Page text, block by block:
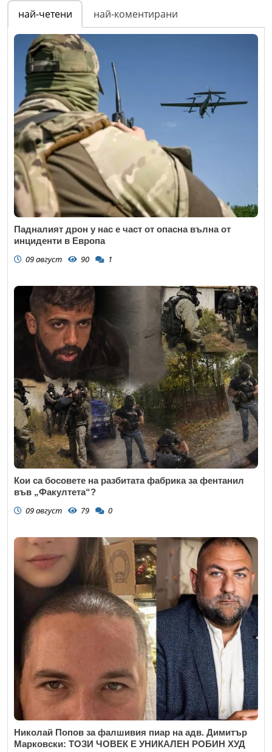
най-четени най-коментирани
Падналият дрон у нас е част от опасна вълна от
инциденти в Европа
09 август 90 1
Кои са босовете на разбитата фабрика за фентанил
във „Факултета“?
09 август 79 0
Николай Попов за фалшивия пиар на адв. Димитър
Марковски: ТОЗИ ЧОВЕК Е УНИКАЛЕН РОБИН ХУД